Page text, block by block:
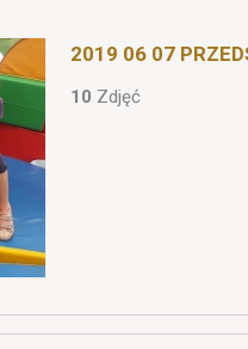
2019 06 07
10 Zdjęć